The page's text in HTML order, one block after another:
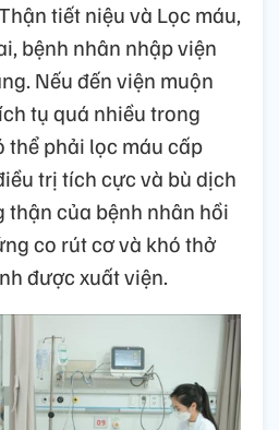
tiết niệu và Lọc máu,
bệnh nhân nhập viện
Nếu đến viện muộn
tụ quá nhiều trong
thể phải lọc máu cấp
trị tích cực và bù dịch
thận của bệnh nhân hồi
co rút cơ và khó thở
được xuất viện.